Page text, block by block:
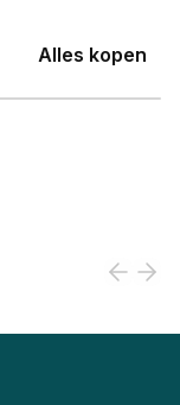
Alles kopen